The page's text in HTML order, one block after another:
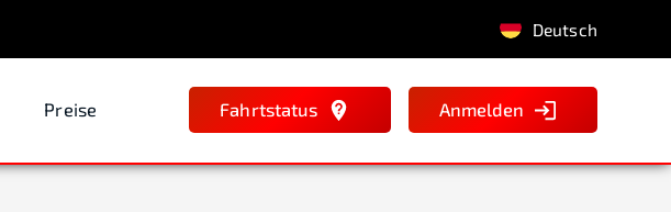
Deutsch
Preise Fahrtstatus Anmelden